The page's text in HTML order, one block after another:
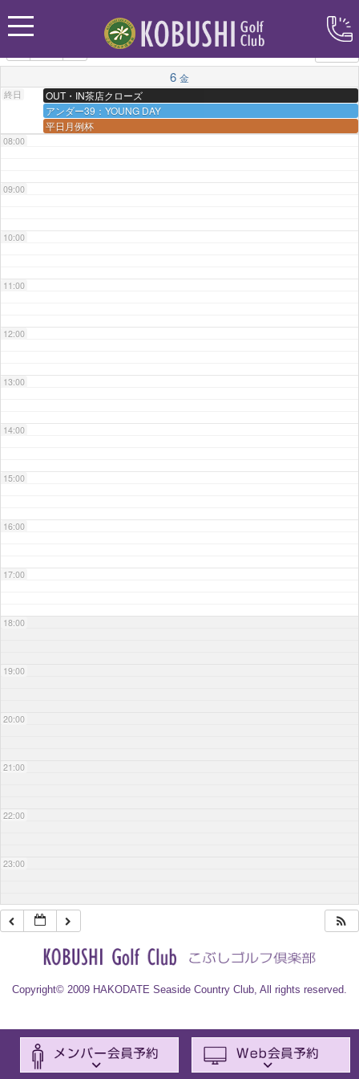
6 金
終日
OUT・IN茶店クローズ
アンダー39：YOUNG DAY
平日月例杯
07:00
08:00
09:00
10:00
11:00
12:00
13:00
14:00
15:00
16:00
17:00
18:00
19:00
20:00
21:00
22:00
23:00
Copyright© 2009 HAKODATE Seaside Country Club, All rights reserved.